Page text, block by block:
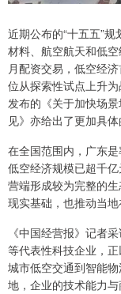
近期公布的“十五五”
材料、航空航天和低
月配资交易，低空经
位从探索性试点上升
发布的《关于加快场
见》亦给出了更加具体
在全国范围内，广东
低空经济规模已超千
营端形成较为完整的
现实基础，也推动当
《中国经营报》记者
等代表性科技企业，
城市低空交通到智能
地，企业的技术能力与